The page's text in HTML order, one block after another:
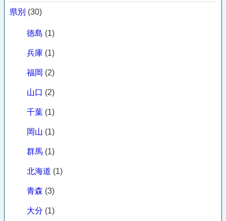
県別 (30)
徳島 (1)
兵庫 (1)
福岡 (2)
山口 (2)
千葉 (1)
岡山 (1)
群馬 (1)
北海道 (1)
青森 (3)
大分 (1)